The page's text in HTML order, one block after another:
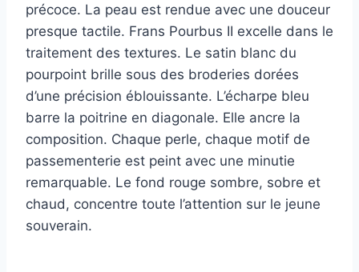
précoce. La peau est rendue avec une douceur
presque tactile. Frans Pourbus II excelle dans le
traitement des textures. Le satin blanc du
pourpoint brille sous des broderies dorées
d’une précision éblouissante. L’écharpe bleu
barre la poitrine en diagonale. Elle ancre la
composition. Chaque perle, chaque motif de
passementerie est peint avec une minutie
remarquable. Le fond rouge sombre, sobre et
chaud, concentre toute l’attention sur le jeune
souverain.